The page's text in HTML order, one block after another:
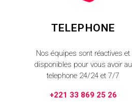
TELEPHONE
Nos équipes sont réactives et
disponibles pour vous avoir au
telephone 24/24 et 7/7
+221 33 869 25 26